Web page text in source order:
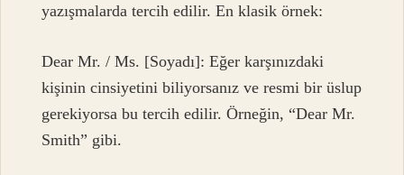
yazışmalarda tercih edilir. En klasik örnek:
Dear Mr. / Ms. [Soyadı]: Eğer karşınızdaki
kişinin cinsiyetini biliyorsanız ve resmi bir üslup
gerekiyorsa bu tercih edilir. Örneğin, “Dear Mr.
Smith” gibi.